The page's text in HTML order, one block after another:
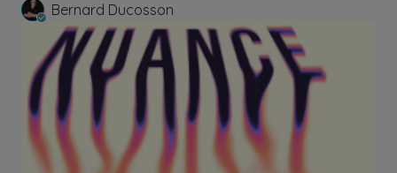
Bernard Ducosson